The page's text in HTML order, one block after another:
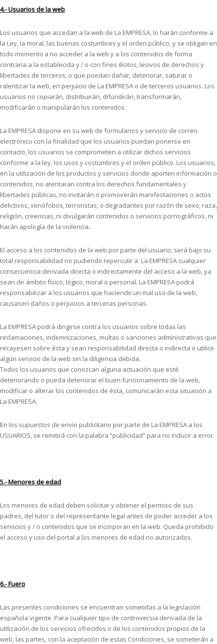
4.- Usuarios de la web
Los usuarios que accedan a la web de La EMPRESA, lo harán conforme a
la Ley, la moral, las buenas costumbres y el orden público, y se obligan en
todo momento a no acceder a la web y a los contenidos de forma
contraria a la establecida y / o con fines ilícitos, lesivos de derechos y
libertades de terceros, o que puedan dañar, deteriorar, saturar o
ralentizar la web, en perjuicio de La EMPRESA o de terceros usuarios. Los
usuarios no copiarán, distribuirán, difundirán, transformarán,
modificarán o manipularán los contenidos.
La EMPRESA dispone en su web de formularios y servicio de correo
electrónico con la finalidad que los usuarios puedan ponerse en
contacto, los usuarios se comprometen a utilizar dichos servicios
conforme a la ley, los usos y costumbres y el orden público. Los usuarios,
en la utilización de los productos y servicios donde aporten información o
contenidos, no atentaran contra los derechos fundamentales y
libertades públicas, no incitarán o promoverán manifestaciones o actos
delictivos, xenófobos, terroristas, o degradantes por razón de sexo, raza,
religión, creencias, ni divulgarán contenidos o servicios pornográficos, ni
harán apología de la violencia..
El acceso a los contenidos de la web por parte del usuario, será bajo su
total responsabilidad no pudiendo repercutir a La EMPRESA cualquier
consecuencia derivada directa o indirectamente del acceso a la web, ya
sean de ámbito físico, lógico, moral o personal. La EMPRESA podrá
responsabilizar a los usuarios que haciendo un mal uso de la web,
causasen daños o perjuicios a terceras personas.
La EMPRESA podrá dirigirse contra los usuarios sobre todas las
reclamaciones, indemnizaciones, multas o sanciones administrativas que
recayesen sobre ésta y sean responsabilidad directa o indirecta o utilice
algún servicio de la web sin la diligencia debida.
Todos los usuarios que conozcan alguna actuación que esté
deteriorando o pueda deteriorar el buen funcionamiento de la web,
modificar o alterar los contenidos de ésta, comunicarán esta situación a
La EMPRESA.
En los supuestos de envío publicitario por parte de La EMPRESA a los
USUARIOS, se remitirá con la palabra “publicidad” para no inducir a error.
5.- Menores de edad
Los menores de edad deben solicitar y obtener el permiso de sus
padres, del tutor o del representante legal antes de poder acceder a los
servicios y / o contenidos que se incorporan en la web. Queda prohibido
el acceso y uso del portal a los menores de edad no autorizados.
6.- Fuero
Las presentes condiciones se encuentran sometidas a la legislación
española vigente. Para cualquier tipo de controversia derivada de la
utilización de los servicios ofrecidos o de los contenidos propios de la
web, las partes, con la aceptación de estas Condiciones, se someterán a